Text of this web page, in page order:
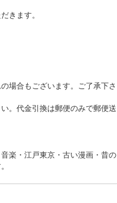
きます。
場合もございます。ご了承下さ
。代金引換は郵便のみで郵便送
楽・江戸東京・古い漫画・昔の